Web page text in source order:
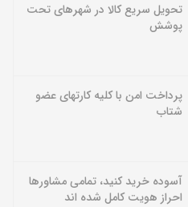
تحویل سریع کالا در شهرهای تحت
پوشش
پرداخت امن با کلیه کارتهای عضو
شتاب
آسوده خرید کنید، تمامی مشاورها
احراز هویت کامل شده اند